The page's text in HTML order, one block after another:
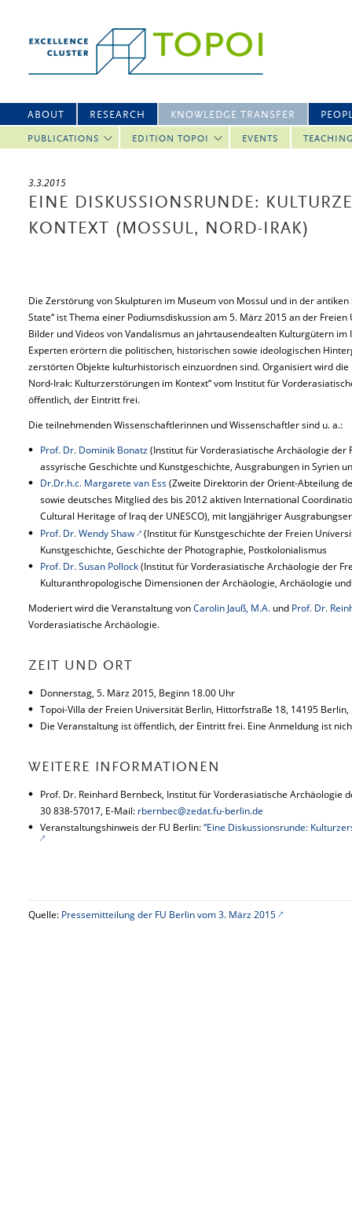
ABOUT RESEARCH KNOWLEDGE TRANSFER
PUBLICATIONS EDITION TOPOI EVENTS
3.3.2015
EINE DISKUSSIONSRUNDE:
KONTEXT (MOSSUL, NORD-IRAK)
Die Zerstörung von Skulpturen im Museum von Mossul und in der
State“ ist Thema einer Podiumsdiskussion am 5. März 2015 an der
Bilder und Videos von Vandalismus an jahrtausendealten Kulturgütern
Experten erörtern die politischen, historischen sowie ideologischen
zerstörten Objekte kulturhistorisch einzuordnen sind. Organisiert wird
Nord-Irak: Kulturzerstörungen im Kontext“ vom Institut für
öffentlich, der Eintritt frei.
Die teilnehmenden Wissenschaftlerinnen und Wissenschaftler sind u. a.:
Prof. Dr. Dominik Bonatz(Institut für Vorderasiatische Archäologie der
assyrische Geschichte und Kunstgeschichte, Ausgrabungen in Syrien
Dr.Dr.h.c. Margarete van Ess(Zweite Direktorin der Orient-Abteilung
sowie deutsches Mitglied des bis 2012 aktiven International
Cultural Heritage of Iraq der UNESCO), mit langjähriger
Prof. Dr. Wendy Shaw
(Institut für Kunstgeschichte der Freien
Kunstgeschichte, Geschichte der Photographie, Postkolonialismus
Prof. Dr. Susan Pollock(Institut für Vorderasiatische Archäologie der
Kulturanthropologische Dimensionen der Archäologie, Archäologie
Moderiert wird die Veranstaltung vonCarolin Jauß, M.A. und Prof. Dr.
Vorderasiatische Archäologie.
ZEIT UND ORT
Donnerstag, 5. März 2015, Beginn 18.00 Uhr
Topoi-Villa der Freien Universität Berlin, Hittorfstraße 18, 14195 Berlin,
Die Veranstaltung ist öffentlich, der Eintritt frei. Eine Anmeldung ist
WEITERE INFORMATIONEN
Prof. Dr. Reinhard Bernbeck, Institut für Vorderasiatische Archäologie
30 838-57017, E-Mail: rbernbec@zedat.fu-berlin.de
Veranstaltungshinweis der FU Berlin:“Eine Diskussionsrunde:
Quelle: Pressemitteilung der FU Berlin vom 3. März 2015